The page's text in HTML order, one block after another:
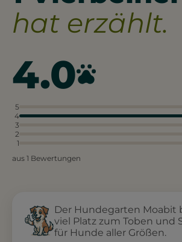
hat erzählt.
4.0
5
4
3
2
1
aus 1 Bewertungen
Der Hundegarten Moabit
viel Platz zum Toben und
für Hunde aller Größen.